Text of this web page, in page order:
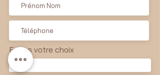
Faites votre choix